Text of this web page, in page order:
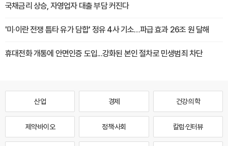
국채금리 상승, 자영업자 대출 부담 커진다
'미·이란 전쟁 틈타 유가 담합' 정유 4사 기소…파급 효과 26조 원 달해
휴대전화 개통에 안면인증 도입...강화된 본인 절차로 민생범죄 차단
산업 경제 건강·의학
제약·바이오 정책·사회 칼럼·인터뷰